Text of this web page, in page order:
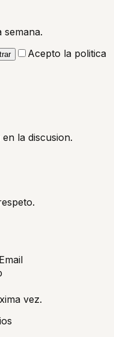
semana.
Acepto la politica
la discusion.
Email
vez.